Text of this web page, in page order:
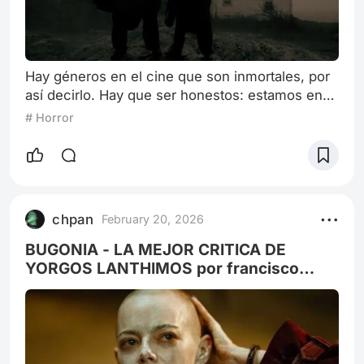
Hay géneros en el cine que son inmortales, por
así decirlo. Hay que ser honestos: estamos en
un mundo donde Marvel y las películas de
importarle absolutamente a nadie. Lo mismo
evolucionan dependiendo del carácter social y
de la audiencia. Si el gángster triunfó en su día
fue por tra
# Horror
chpan February 20, 2026
BUGONIA - LA MEJOR CRITICA DE
YORGOS LANTHIMOS por francisco
stefanini